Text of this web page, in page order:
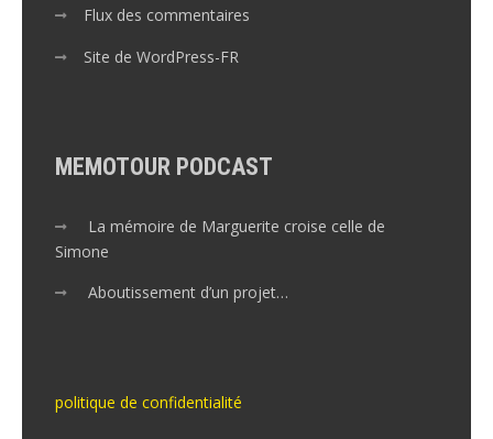
Flux des commentaires
Site de WordPress-FR
MEMOTOUR PODCAST
La mémoire de Marguerite croise celle de
Simone
Aboutissement d’un projet…
politique de confidentialité